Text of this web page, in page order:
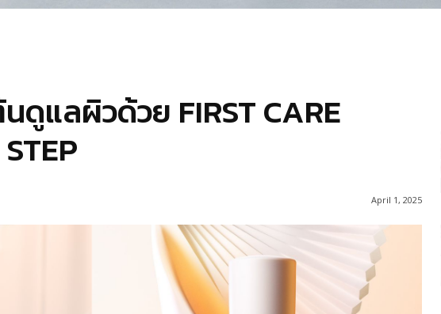
ดูแลผิวด้วย FIRST CARE
April 1, 2025